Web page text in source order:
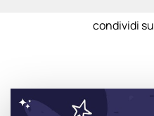
condividi su